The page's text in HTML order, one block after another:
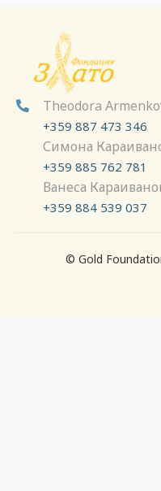
 Theodora
+359 887 473 346
Симона
+359 885 762 781
Ванеса
+359 884 539 037
© Gold